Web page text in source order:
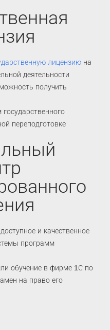
лицензию на
деятельности
получить
переподготовке
и качественное
программ
обучение в фирме 1С по
на право его